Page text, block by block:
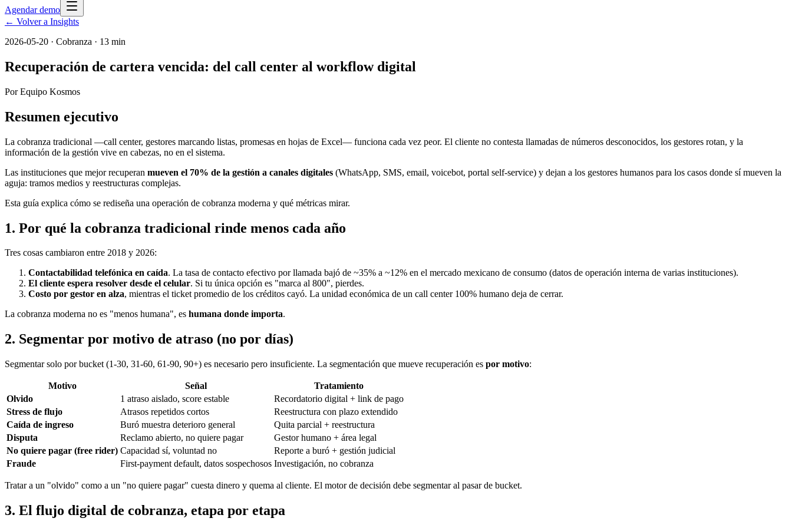
Agendar demo
← Volver a Insights
2026-05-20 · Cobranza · 13 min
Recuperación de cartera vencida: del call center al workflow digital
Por Equipo Kosmos
Resumen ejecutivo
La cobranza tradicional —call center, gestores marcando listas, promesas en hojas de Excel— funciona cada vez peor. El cliente no contesta llamadas de números desconocidos, los gestores rotan, y la
información de la gestión vive en cabezas, no en el sistema.
Las instituciones que mejor recuperan mueven el 70% de la gestión a canales digitales (WhatsApp, SMS, email, voicebot, portal self-service) y dejan a los gestores humanos para los casos donde sí mueven la
aguja: tramos medios y reestructuras complejas.
Esta guía explica cómo se rediseña una operación de cobranza moderna y qué métricas mirar.
1. Por qué la cobranza tradicional rinde menos cada año
Tres cosas cambiaron entre 2018 y 2026:
Contactabilidad telefónica en caída. La tasa de contacto efectivo por llamada bajó de ~35% a ~12% en el mercado mexicano de consumo (datos de operación interna de varias instituciones).
El cliente espera resolver desde el celular. Si tu única opción es "marca al 800", pierdes.
Costo por gestor en alza, mientras el ticket promedio de los créditos cayó. La unidad económica de un call center 100% humano deja de cerrar.
La cobranza moderna no es "menos humana", es humana donde importa.
2. Segmentar por motivo de atraso (no por días)
Segmentar solo por bucket (1-30, 31-60, 61-90, 90+) es necesario pero insuficiente. La segmentación que mueve recuperación es por motivo:
Motivo Señal
Tratamiento
Olvido
1 atraso aislado, score estable
Recordatorio digital + link de pago
Stress de flujo
Atrasos repetidos cortos
Reestructura con plazo extendido
Caída de ingreso
Buró muestra deterioro general
Quita parcial + reestructura
Disputa
Reclamo abierto, no quiere pagar
Gestor humano + área legal
No quiere pagar (free rider) Capacidad sí, voluntad no
Reporte a buró + gestión judicial
Fraude
First-payment default, datos sospechosos Investigación, no cobranza
Tratar a un "olvido" como a un "no quiere pagar" cuesta dinero y quema al cliente. El motor de decisión debe segmentar al pasar de bucket.
3. El flujo digital de cobranza, etapa por etapa